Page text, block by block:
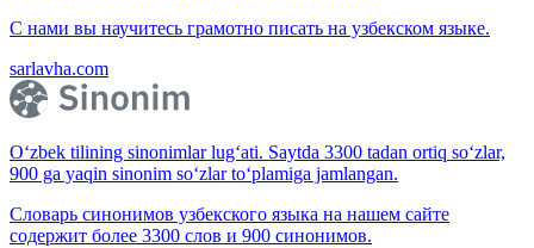
С нами вы научитесь грамотно писать на узбекском языке.
sarlavha.com
O‘zbek tilining sinonimlar lug‘ati. Saytda 3300 tadan ortiq so‘zlar,
900 ga yaqin sinonim so‘zlar to‘plamiga jamlangan.
Словарь синонимов узбекского языка на нашем сайте
содержит более 3300 слов и 900 синонимов.